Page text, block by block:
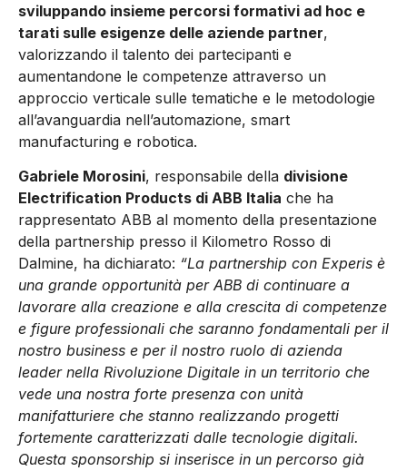
sviluppando insieme percorsi formativi ad hoc e
tarati sulle esigenze delle aziende partner,
valorizzando il talento dei partecipanti e
aumentandone le competenze attraverso un
approccio verticale sulle tematiche e le metodologie
all’avanguardia nell’automazione, smart
manufacturing e robotica.
Gabriele Morosini, responsabile della divisione
Electrification Products di ABB Italia che ha
rappresentato ABB al momento della presentazione
della partnership presso il Kilometro Rosso di
Dalmine, ha dichiarato: “La partnership con Experis è
una grande opportunità per ABB di continuare a
lavorare alla creazione e alla crescita di competenze
e figure professionali che saranno fondamentali per il
nostro business e per il nostro ruolo di azienda
leader nella Rivoluzione Digitale in un territorio che
vede una nostra forte presenza con unità
manifatturiere che stanno realizzando progetti
fortemente caratterizzati dalle tecnologie digitali.
Questa sponsorship si inserisce in un percorso già